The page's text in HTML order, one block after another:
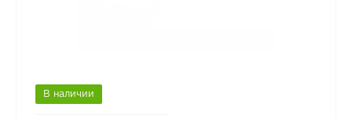
В наличии